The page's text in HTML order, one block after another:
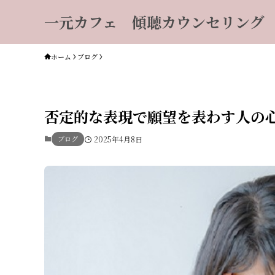
一元カフェ 傾聴カウンセリング
ホーム ブログ
否定的な表現で願望を表わす人
ブログ 2025年4月8日